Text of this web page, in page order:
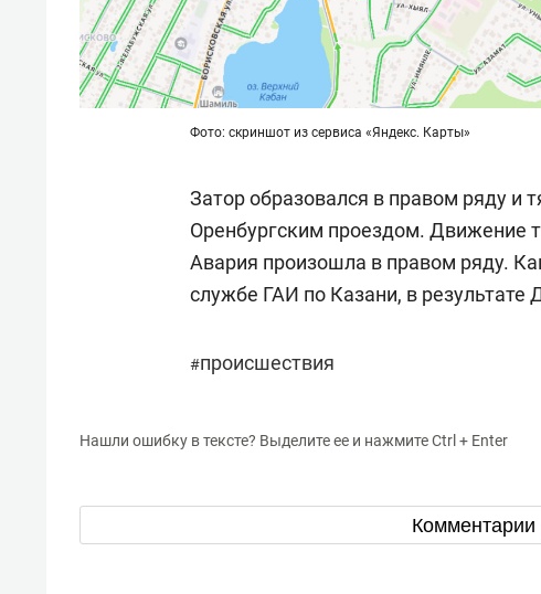
Фото: скриншот из сервиса «Яндекс. Карты»
Затор образовался в правом ряду и
Оренбургским проездом. Движение
Авария произошла в правом ряду.
службе ГАИ по Казани, в результате
#происшествия
Нашли ошибку в тексте? Выделите ее и нажмите Ctrl + Enter
Комментарии